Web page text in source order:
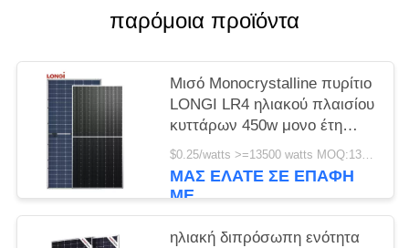
παρόμοια προϊόντα
Μισό Monocrystalline πυρίτιο
LONGI LR4 ηλιακού πλαισίου
κυττάρων 450w μονο έτη
εξουσιοδότησης 72HPH 450M
25
ΜΑΣ ΕΛΆΤΕ ΣΕ ΕΠΑΦΉ
ΜΕ
ηλιακή διπρόσωπη ενότητα